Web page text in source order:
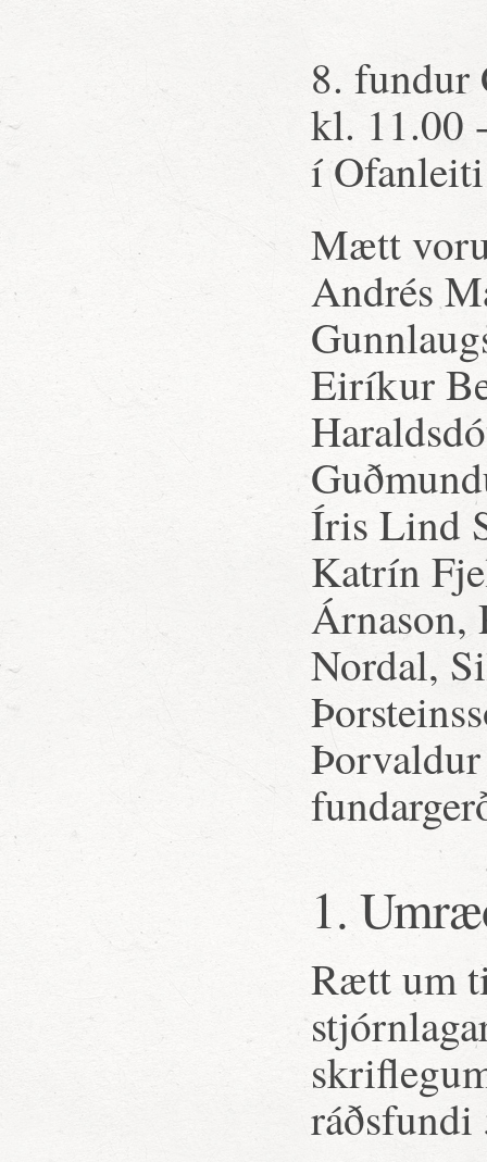
8. fundur
kl. 11.00
í
Mætt
Andrés
Eiríkur
Íris Lind
Katrín
Árnason,
Nordal,
1.
Rætt um
ráðsfundi